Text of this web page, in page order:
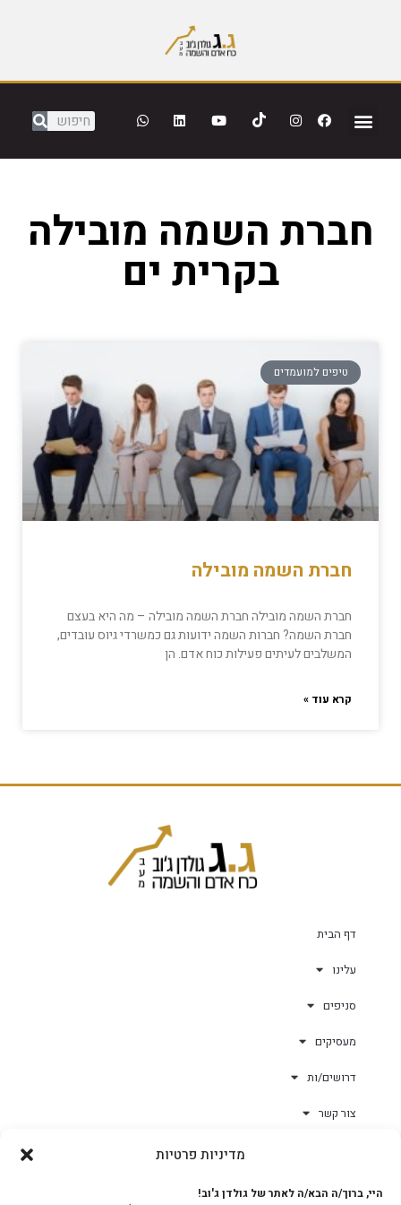
מדיניות פרטיות
היי, ברוך/ה הבא/ה לאתר של גולדן ג'וב!
חברת השמה מובילה
בקרית ים
טיפים למועמדים
חברת השמה מובילה
חברת השמה מובילה חברת השמה מובילה – מה היא בעצם
חברת השמה? חברות השמה ידועות גם כמשרדי גיוס עובדים,
המשלבים לעיתים פעילות כוח אדם. הן
קרא עוד »
דף הבית
עלינו
סניפים
מעסיקים
דרושים/ות
צור קשר